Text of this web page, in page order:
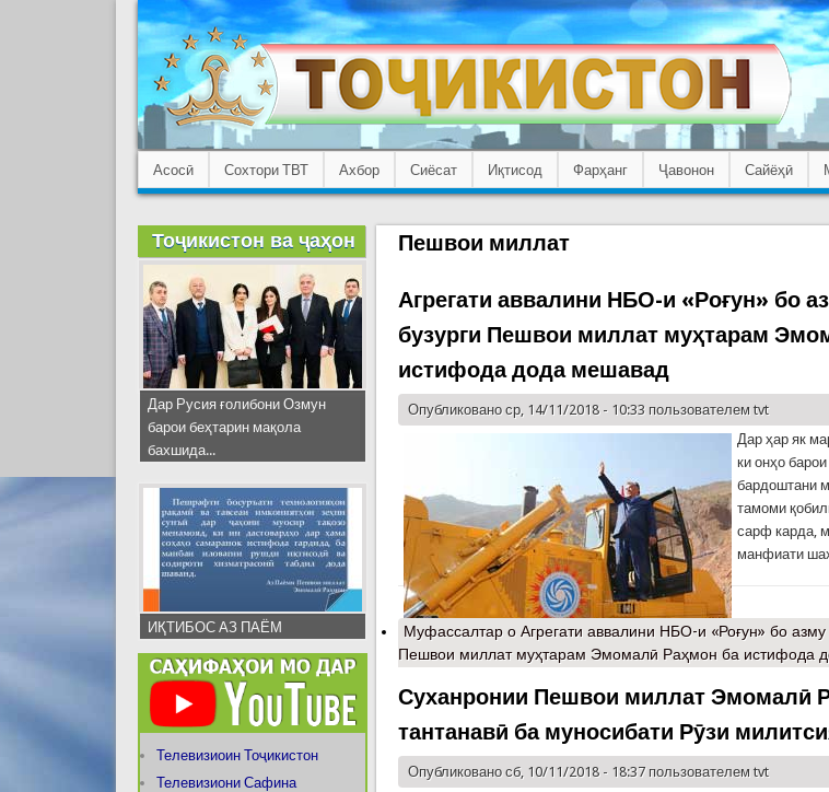
Асосӣ Сохтори ТВТ Ахбор Сиёсат Иқтисод Фарҳанг Ҷавонон Сайёҳӣ
Пешвои миллат
Агрегати аввалини НБО-и «Роғун» бо
бузурги Пешвои миллат муҳтарам
истифода дода мешавад
Опубликовано ср, 14/11/2018 - 10:33 пользователемtvt
Дар ҳар як
ки онҳо
бардоштани
тамоми
сарф карда,
манфиати
Муфассалтар о Агрегати аввалини НБО-и «Роғун» бо
Пешвои миллат муҳтарам Эмомалӣ Раҳмон ба истифода
Суханронии Пешвои миллат Эмомалӣ
тантанавӣ ба муносибати Рӯзи
Опубликовано сб, 10/11/2018 - 18:37 пользователемtvt
Тоҷикистон ва ҷаҳон
Дар Русия ғолибони Озмун
барои беҳтарин мақола
бахшида...
ИҚТИБОС АЗ ПАЁМ
Телевизиоин Тоҷикистон
Телевизиони Сафина